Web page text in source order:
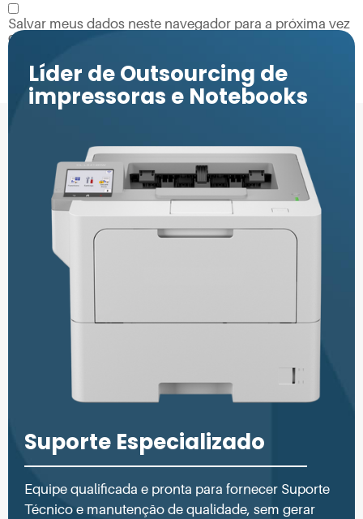
Salvar meus dados neste navegador para a próxima vez
que eu comentar.
Líder de Outsourcing de
impressoras e Notebooks
Suporte Especializado
Equipe qualificada e pronta para fornecer Suporte
Técnico e manutenção de qualidade, sem gerar